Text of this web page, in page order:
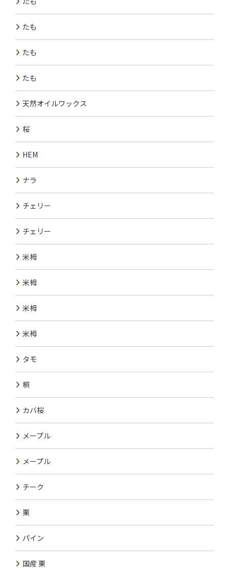
たも
たも
たも
天然オイルワックス
桜
HEM
ナラ
チェリー
チェリー
米栂
米栂
米栂
米栂
タモ
桐
カバ桜
メープル
メープル
チーク
栗
パイン
国産 栗